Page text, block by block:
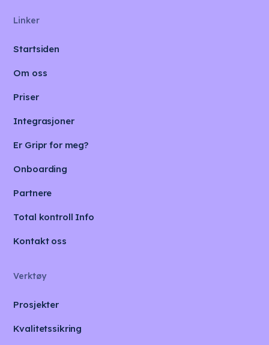
Linker
Startsiden
Om oss
Priser
Integrasjoner
Er Gripr for meg?
Onboarding
Partnere
Total kontroll Info
Kontakt oss
Verktøy
Prosjekter
Kvalitetssikring